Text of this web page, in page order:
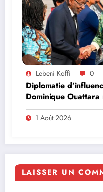
Lebeni Koffi 0
Diplomatie
Dominique
leadership solidaire
Afrique
1 Août 2026
LAISSER UN